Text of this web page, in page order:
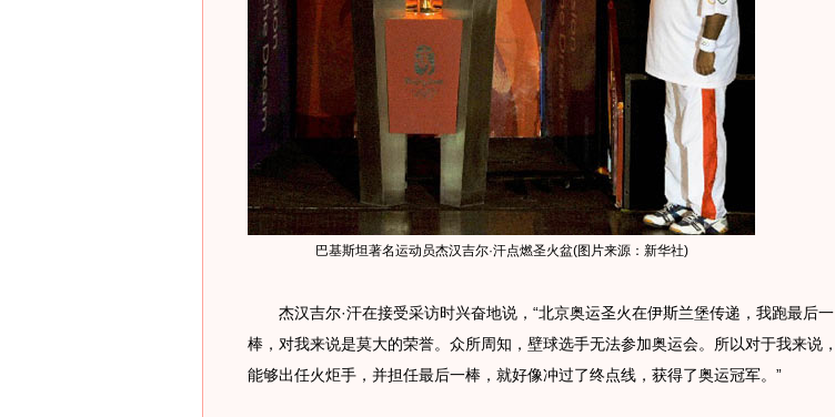
巴基斯坦著名运动员杰汉吉尔·汗点燃圣火盆(图片来源：新华社)
杰汉吉尔·汗在接受采访时兴奋地说，“北京奥运圣火在伊斯兰堡传递，我跑最后一
棒，对我来说是莫大的荣誉。众所周知，壁球选手无法参加奥运会。所以对于我来说，
能够出任火炬手，并担任最后一棒，就好像冲过了终点线，获得了奥运冠军。”